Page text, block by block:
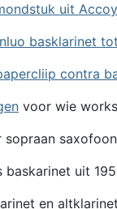
uit
basklarinet
contra
voor wie
saxofoon
uit
en